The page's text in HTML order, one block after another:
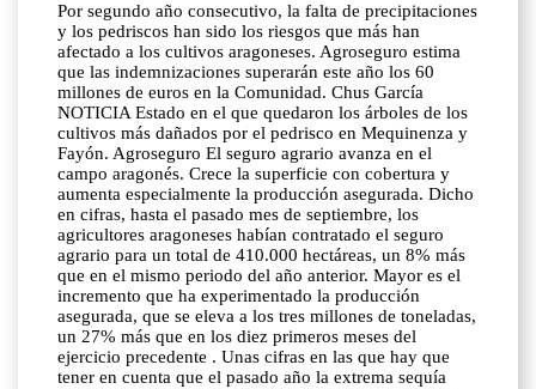
Por segundo año consecutivo, la falta de precipitaciones
y los pedriscos han sido los riesgos que más han
afectado a los cultivos aragoneses. Agroseguro estima
que las indemnizaciones superarán este año los 60
millones de euros en la Comunidad. Chus García
NOTICIA Estado en el que quedaron los árboles de los
cultivos más dañados por el pedrisco en Mequinenza y
Fayón. Agroseguro El seguro agrario avanza en el
campo aragonés. Crece la superficie con cobertura y
aumenta especialmente la producción asegurada. Dicho
en cifras, hasta el pasado mes de septiembre, los
agricultores aragoneses habían contratado el seguro
agrario para un total de 410.000 hectáreas, un 8% más
que en el mismo periodo del año anterior. Mayor es el
incremento que ha experimentado la producción
asegurada, que se eleva a los tres millones de toneladas,
un 27% más que en los diez primeros meses del
ejercicio precedente . Unas cifras en las que hay que
tener en cuenta que el pasado año la extrema sequía